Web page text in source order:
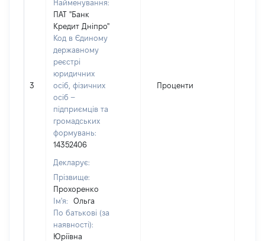
3
Найменування:
ПАТ "Банк
Кредит Дніпро"
Код в Єдиному
державному
реєстрі
юридичних
осіб, фізичних
осіб –
підприємців та
громадських
формувань:
14352406
Декларує:
Прізвище:
Прохоренко
Ім'я:
Ольга
По батькові (за
наявності):
Юріївна
Проценти